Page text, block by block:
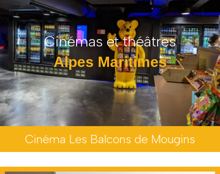
Cinémas et théâtres
Alpes Maritimes
Cinéma Les Balcons de Mougins